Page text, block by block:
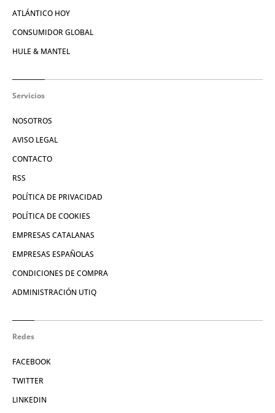
ATLÁNTICO HOY
CONSUMIDOR GLOBAL
HULE & MANTEL
Servicios
NOSOTROS
AVISO LEGAL
CONTACTO
RSS
POLÍTICA DE PRIVACIDAD
POLÍTICA DE COOKIES
EMPRESAS CATALANAS
EMPRESAS ESPAÑOLAS
CONDICIONES DE COMPRA
ADMINISTRACIÓN UTIQ
Redes
FACEBOOK
TWITTER
LINKEDIN